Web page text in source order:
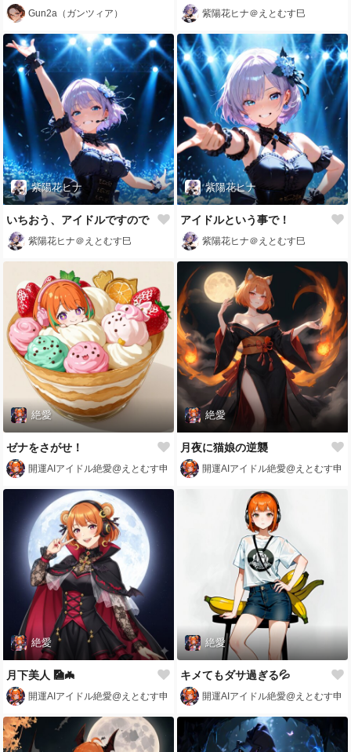
Gun2a（ガンツィア） 紫陽花ヒナ＠えとむす巳
紫陽花ヒナ
いちおう、アイドルですので
紫陽花ヒナ＠えとむす巳
紫陽花ヒナ
アイドルという事で！
紫陽花ヒナ＠えとむす巳
絶愛
ゼナをさがせ！
開運AIアイドル絶愛@えとむす申
絶愛
月夜に猫娘の逆襲
開運AIアイドル絶愛@えとむす申
絶愛
月下美人 🎑🦇
開運AIアイドル絶愛@えとむす申
絶愛
キメてもダサ過ぎる💦
開運AIアイドル絶愛@えとむす申